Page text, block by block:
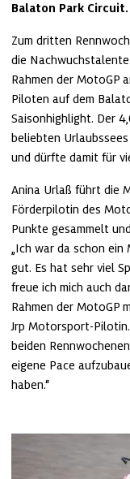
Balaton Park
Zum dritten
die
Rahmen der MotoGP
Piloten auf dem
Saisonhighlight. Der
beliebten
und dürfte damit für
Anina Urlaß führt die
Förderpilotin des
Punkte gesammelt
„Ich war da schon
gut. Es hat sehr viel
freue ich mich auch
Rahmen der MotoGP
Jrp Motorsport-
beiden
eigene Pace
haben.“